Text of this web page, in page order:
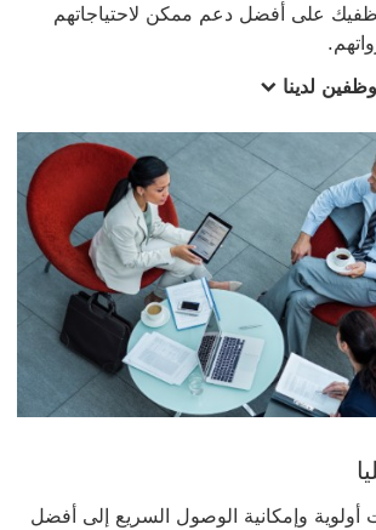
على أفضل دعم ممكن لاحتياجاتهم
لدينا
أولوية وإمكانية الوصول السريع إلى أفضل